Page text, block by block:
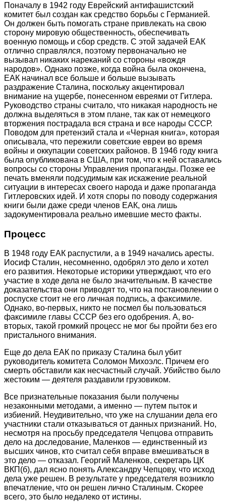
Поначалу в 1942 году Еврейский антифашистский
комитет был создан как средство борьбы с Германией.
Он должен быть помогать стране привлекать на свою
сторону мировую общественность, обеспечивать
военную помощь и сбор средств. С этой задачей ЕАК
отлично справлялся, поэтому первоначально не
вызывал никаких нареканий со стороны «вождя
народов». Однако позже, когда война была окончена,
ЕАК начинал все больше и больше вызывать
раздражение Сталина, поскольку акцентировал
внимание на ущербе, понесенном евреями от Гитлера.
Руководство страны считало, что никакая народность не
должна выделяться в этом плане, так как от немецкого
вторжения пострадала вся страна и все народы СССР.
Поводом для претензий стала и «Черная книга», которая
описывала, что пережили советские евреи во время
войны и оккупации советских районов. В 1946 году книга
была опубликована в США, при том, что к ней оставались
вопросы со стороны Управления пропаганды. Позже ее
печать вменяли подсудимым как искажение реальной
ситуации в интересах своего народа и даже пропаганда
Гитлеровских идей. И хотя споры по поводу содержания
книги были даже среди членов ЕАК, она лишь
задокументировала реально имевшие место факты.
Процесс
В 1948 году ЕАК распустили, а в 1949 начались аресты.
Иосиф Сталин, несомненно, одобрял это дело и хотел
его развития. Некоторые историки утверждают, что его
участие в ходе дела не было значительным. В качестве
доказательства они приводят то, что на постановлении о
роспуске стоит не его личная подпись, а факсимиле.
Однако, во-первых, никто не посмел бы пользоваться
факсимиле главы СССР без его одобрения. А, во-
вторых, такой громкий процесс не мог бы пройти без его
пристального внимания.
Еще до дела ЕАК по приказу Сталина был убит
руководитель комитета Соломон Михоэлс. Причем его
смерть обставили как несчастный случай. Убийство было
жестоким — деятеля раздавили грузовиком.
Все признательные показания были получены
незаконными методами, а именно — путем пыток и
избиений. Неудивительно, что уже на слушании дела его
участники стали отказываться от данных признаний. Но,
несмотря на просьбу председателя Чепцова отправить
дело на доследование, Маленков — единственный из
высших чинов, кто считал себя вправе вмешиваться в
это дело — отказал. Георгий Маленков, секретарь ЦК
ВКП(б), дал ясно понять Александру Чепцову, что исход
дела уже решен. В результате у председателя возникло
впечатление, что он решен лично Сталиным. Скорее
всего, это было недалеко от истины.